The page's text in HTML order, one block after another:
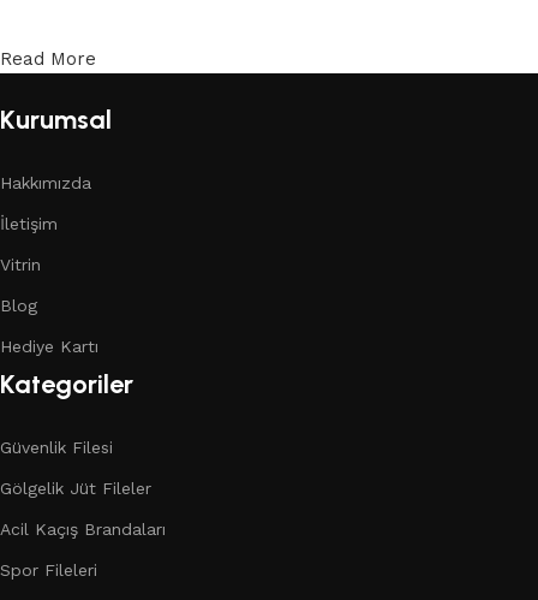
Read More
Kurumsal
Hakkımızda
İletişim
Vitrin
Blog
Hediye Kartı
Kategoriler
Güvenlik Filesi
Gölgelik Jüt Fileler
Acil Kaçış Brandaları
Spor Fileleri